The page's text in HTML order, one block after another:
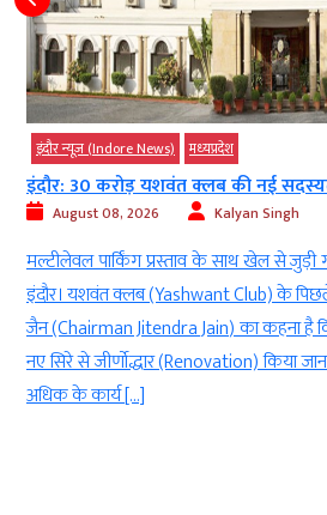
इंदौर न्यूज़ (Indore News) मध्‍यप्रदेश
इंदौर: 30 करोड़ यशवंत क्लब की नई
August 08, 2026 Kalyan Singh
मल्टीलेवल पार्किंग प्रस्ताव के साथ खेल से जुड़ी
इंदौर। यशवंत क्लब (Yashwant Club) के
जैन (Chairman Jitendra Jain) का कहना है
नए सिरे से जीर्णोद्धार (Renovation) किया
अधिक के कार्य […]